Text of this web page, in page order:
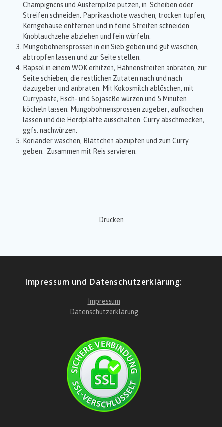
Champignons und Austernpilze putzen, in Scheiben oder
Streifen schneiden. Paprikaschote waschen, trocken tupfen,
Kerngehäuse entfernen und in feine Streifen schneiden.
Knoblauchzehe abziehen und fein würfeln.
Mungobohnensprossen in ein Sieb geben und gut waschen,
abtropfen lassen und zur Seite stellen.
Rapsöl in einem WOK erhitzen, Hähnenstreifen anbraten, zur
Seite schieben, die restlichen Zutaten nach und nach
dazugeben und anbraten. Mit Kokosmilch ablöschen, mit
Currypaste, Fisch- und Sojasoße würzen und 5 Minuten
köcheln lassen. Mungobohnensprossen zugeben, aufkochen
lassen und die Herdplatte ausschalten. Curry abschmecken,
ggfs. nachwürzen.
Koriander waschen, Blättchen abzupfen und zum Curry
geben. Zusammen mit Reis servieren.
Drucken
Impressum und Datenschutzerklärung:
Impressum
Datenschutzerklärung